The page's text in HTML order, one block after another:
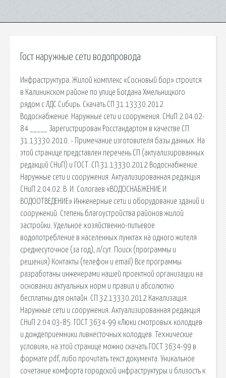
Гост наружные сети водопровода
Инфраструктура. Жилой комплекс «Сосновый бор» строится
в Калининском районе по улице Богдана Хмельницкого
рядом с ЛДС Сибирь. Скачать СП 31.13330.2012
Водоснабжение. Наружные сети и сооружения. СНиП 2.04.02-
84 _____ Зарегистрирован Росстандартом в качестве СП
31.13330.2010. - Примечание изготовителя базы данных. На
этой странице представлен перечень СП (актуализированных
редакций СНиП) и ГОСТ. СП 31.13330.2012 Водоснабжение.
Наружные сети и сооружения. Актуализированная редакция
СНиП 2.04.02. В. И. Сологаев «ВОДОСНАБЖЕНИЕ И
ВОДООТВЕДЕНИЕ» Инженерные сети и оборудование зданий и
сооружений. Степень благоустройства районов жилой
застройки. Удельное хозяйственно-питьевое
водопотребление в населенных пунктах на одного жителя
среднесуточное (за год), л/сут. Поиск (программы и
решения) Контакты (телефон и email) Все программы
разработаны инженерами нашей проектной организации на
основании актуальных норм и правил и абсолютно
бесплатны для онлайн. СП 32.13330.2012 Канализация.
Наружные сети и сооружения. Актуализированная редакция
СНиП 2.04.03-85. ГОСТ 3634-99 «Люки смотровых колодцев
и дождеприемники ливнесточных колодцев. Технические
условия», на этой странице можно скачать ГОСТ 3634-99 в
формате pdf, либо прочитать текст документа. Уникальное
сочетание комфорта городской инфраструктуры и близость к